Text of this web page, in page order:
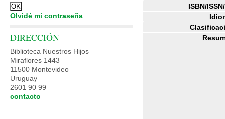
ISBN/
Olvidé mi contraseña
DIRECCIÓN
Biblioteca Nuestros Hijos
Miraflores 1443
11500 Montevideo
Uruguay
2601 90 99
contacto